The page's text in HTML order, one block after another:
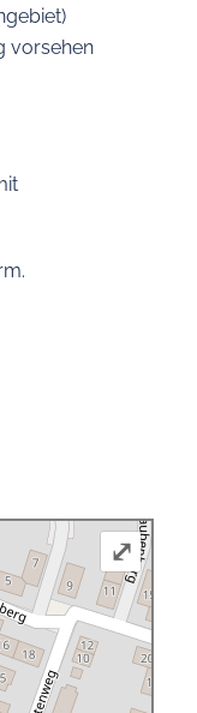
vorsehen
⤢